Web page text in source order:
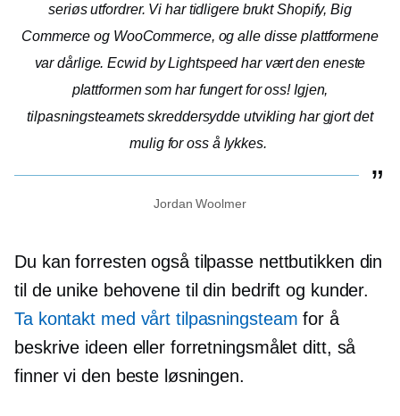
seriøs utfordrer. Vi har tidligere brukt Shopify, Big
Commerce og WooCommerce, og alle disse plattformene
var dårlige. Ecwid by Lightspeed har vært den eneste
plattformen som har fungert for oss! Igjen,
tilpasningsteamets skreddersydde utvikling har gjort det
mulig for oss å lykkes.
Jordan Woolmer
Du kan forresten også tilpasse nettbutikken din
til de unike behovene til din bedrift og kunder.
Ta kontakt med vårt tilpasningsteam for å
beskrive ideen eller forretningsmålet ditt, så
finner vi den beste løsningen.